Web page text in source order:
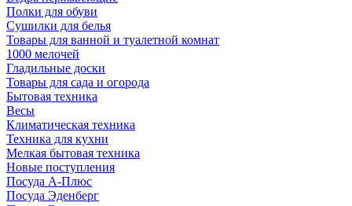
Полки для обуви
Сушилки для белья
Товары для ванной и туалетной комнат
1000 мелочей
Гладильные доски
Товары для сада и огорода
Бытовая техника
Весы
Климатическая техника
Техника для кухни
Мелкая бытовая техника
Новые поступления
Посуда А-Плюс
Посуда Эденберг